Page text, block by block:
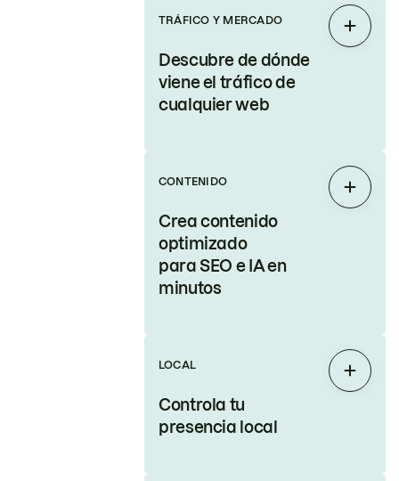
TRÁFICO Y MERCADO
Descubre de dónde
viene el tráfico de
cualquier web
CONTENIDO
Crea contenido
optimizado
para SEO e IA en
minutos
LOCAL
Controla tu
presencia local